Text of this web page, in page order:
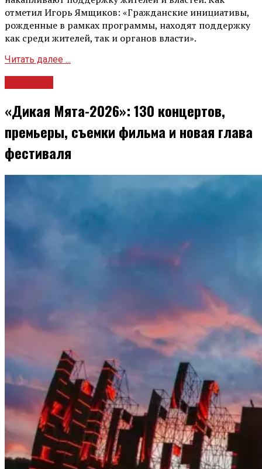
отметил Игорь Ямщиков: «Гражданские инициативы,
рожденные в рамках программы, находят поддержку
как среди жителей, так и органов власти».
Читать далее ...
«Дикая Мята-2026»: 130 концертов,
премьеры, съемки фильма и новая глава
фестиваля